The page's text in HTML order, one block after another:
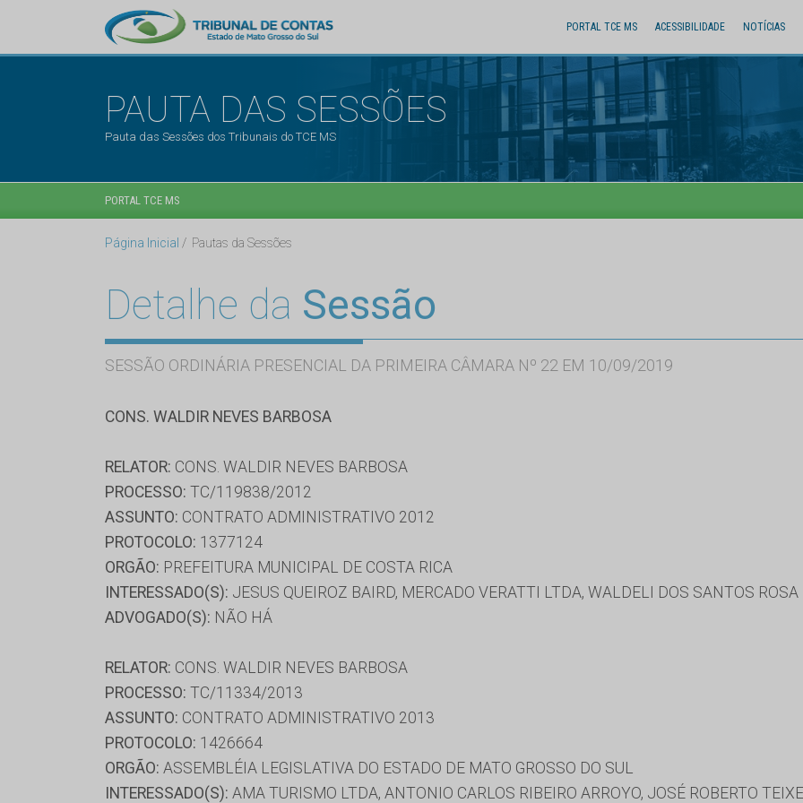
PORTAL TCE MS ACESSIBILIDADE NOTÍCIAS
PAUTA DAS SESSÕES
Pauta das Sessões dos Tribunais do TCE MS
PORTAL TCE MS
Página Inicial Pautas da Sessões
Detalhe da Sessão
SESSÃO ORDINÁRIA PRESENCIAL DA PRIMEIRA CÂMARA Nº 22 EM 10/09/2019
CONS. WALDIR NEVES BARBOSA
RELATOR: CONS. WALDIR NEVES BARBOSA
PROCESSO: TC/119838/2012
ASSUNTO: CONTRATO ADMINISTRATIVO 2012
PROTOCOLO: 1377124
ORGÃO: PREFEITURA MUNICIPAL DE COSTA RICA
INTERESSADO(S): JESUS QUEIROZ BAIRD, MERCADO VERATTI LTDA, WALDELI DOS SANTOS ROSA
ADVOGADO(S): NÃO HÁ
RELATOR: CONS. WALDIR NEVES BARBOSA
PROCESSO: TC/11334/2013
ASSUNTO: CONTRATO ADMINISTRATIVO 2013
PROTOCOLO: 1426664
ORGÃO: ASSEMBLÉIA LEGISLATIVA DO ESTADO DE MATO GROSSO DO SUL
INTERESSADO(S): AMA TURISMO LTDA, ANTONIO CARLOS RIBEIRO ARROYO, JOSÉ ROBERTO